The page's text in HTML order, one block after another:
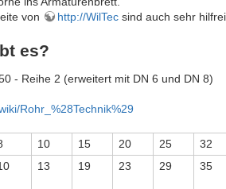
von http://WilTec sind auch sehr
es?
- Reihe 2 (erweitert mit DN 6 und DN 8)
Rohr_%28Technik%29
10 15 20 25 32
13 19 23 29 35